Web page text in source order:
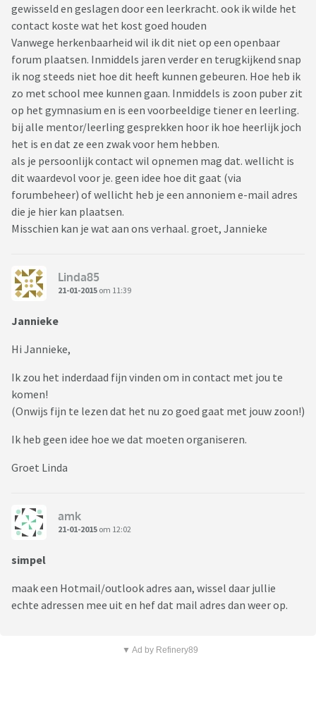
gewisseld en geslagen door een leerkracht. ook ik wilde het
contact koste wat het kost goed houden
Vanwege herkenbaarheid wil ik dit niet op een openbaar
forum plaatsen. Inmiddels jaren verder en terugkijkend snap
ik nog steeds niet hoe dit heeft kunnen gebeuren. Hoe heb ik
zo met school mee kunnen gaan. Inmiddels is zoon puber zit
op het gymnasium en is een voorbeeldige tiener en leerling.
bij alle mentor/leerling gesprekken hoor ik hoe heerlijk joch
het is en dat ze een zwak voor hem hebben.
als je persoonlijk contact wil opnemen mag dat. wellicht is
dit waardevol voor je. geen idee hoe dit gaat (via
forumbeheer) of wellicht heb je een annoniem e-mail adres
die je hier kan plaatsen.
Misschien kan je wat aan ons verhaal. groet, Jannieke
Linda85
21-01-2015 om 11:39
Jannieke
Hi Jannieke,
Ik zou het inderdaad fijn vinden om in contact met jou te
komen!
(Onwijs fijn te lezen dat het nu zo goed gaat met jouw zoon!)
Ik heb geen idee hoe we dat moeten organiseren.
Groet Linda
amk
21-01-2015 om 12:02
simpel
maak een Hotmail/outlook adres aan, wissel daar jullie
echte adressen mee uit en hef dat mail adres dan weer op.
▼ Ad by Refinery89